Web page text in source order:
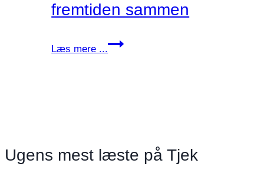
fremtiden sammen
Læs mere ...
Et
–
Ugens mest læste på Tjek